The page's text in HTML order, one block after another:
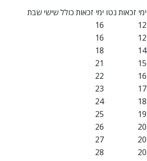
ימי זכאות נטו ימי זכאות כולל שישי שבת
12
16
12
16
14
18
15
21
16
22
17
23
18
24
19
25
20
26
20
27
20
28